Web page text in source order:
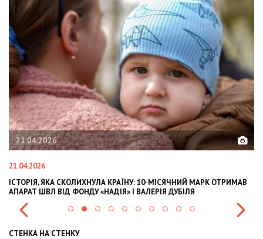
21.04.2026
21.04.2026
ІСТОРІЯ, ЯКА СКОЛИХНУЛА КРАЇНУ: 10-МІСЯЧНИЙ МАРК ОТРИМАВ
АПАРАТ ШВЛ ВІД ФОНДУ «НАДІЯ» І ВАЛЕРІЯ ДУБІЛЯ
СТЕНКА НА СТЕНКУ